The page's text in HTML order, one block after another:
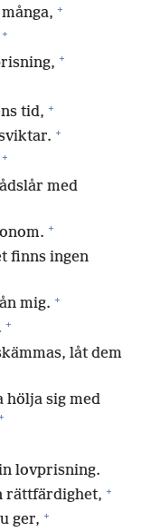
+
+
+
tid, +
+
+
med
+
finns ingen
mig. +
+
låt dem
hölja sig med
lovprisning.
rättfärdighet, +
ger, +